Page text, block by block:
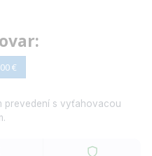
prevedení s vyťahovacou
€